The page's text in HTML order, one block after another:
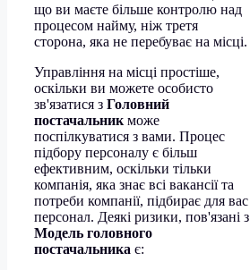
що ви маєте більше контролю над
процесом найму, ніж третя
сторона, яка не перебуває на місці.
Управління на місці простіше,
оскільки ви можете особисто
зв'язатися з Головний
постачальник може
поспілкуватися з вами. Процес
підбору персоналу є більш
ефективним, оскільки тільки
компанія, яка знає всі вакансії та
потреби компанії, підбирає для вас
персонал. Деякі ризики, пов'язані з
Модель головного
постачальника є: